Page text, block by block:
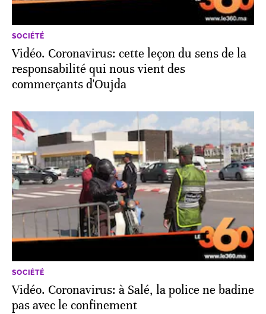
SOCIÉTÉ
Vidéo. Coronavirus: cette leçon du sens de la
responsabilité qui nous vient des
commerçants d'Oujda
SOCIÉTÉ
Vidéo. Coronavirus: à Salé, la police ne badine
pas avec le confinement